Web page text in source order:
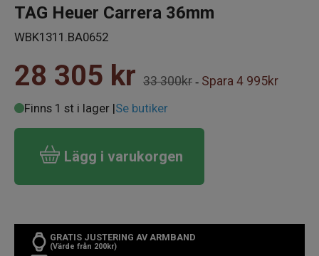
TAG Heuer Carrera 36mm
WBK1311.BA0652
28 305 kr 33 300kr - Spara 4 995kr
Finns 1 st i lager |Se butiker
Lägg i varukorgen
GRATIS JUSTERING AV ARMBAND
(Värde från 200kr)